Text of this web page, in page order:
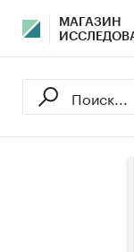
МАГАЗИН